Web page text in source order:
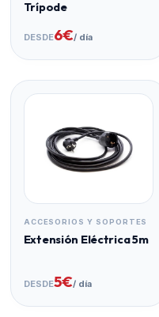
Trípode
DESDE6€/ día
ACCESORIOS Y SOPORTES
Extensión Eléctrica 5m
DESDE5€/ día